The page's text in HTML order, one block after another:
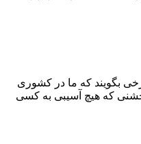
بگویند که ما در کشوری
که هیچ آسیبی به کسی